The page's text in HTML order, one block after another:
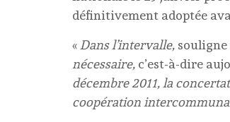
définitivement adoptée
« Dans l’intervalle, souligne
nécessaire, c’est-à-dire
décembre 2011, la
coopération